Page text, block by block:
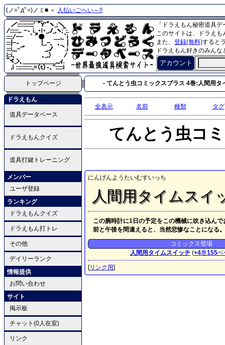
(ノ=ﾟдﾟ=)ノミ■ ＜ 人払いごへい～!!
「ドラえもん秘密道具
このサイトは、ドラえ
また、 登録(無料)すると
ドラえもん好きのみん
アカウント
トップページ - てんとう虫コミックスプラス 4巻:人間用タ
ドラえもん
道具データベース
ドラえもんクイズ
道具打鍵トレーニング
メンバー
ユーザ登録
ランキング
ドラえもんクイズ
ドラえもん打トレ
その他
デイリーランク
情報提供
お問い合わせ
サイト
掲示板
チャット(0人在室)
リンク
全表示 名前 種類 タグ
てんとう虫コ
にんげんようたいむすいっち
人間用タイムスイ
この腕時計に1日の予定をこの機械に吹き込ん
前と午後を間違えると、当然悲惨なことになる。
コミックス登場
人間用タイムスイッチ (+4巻155ペ
[リンク用]